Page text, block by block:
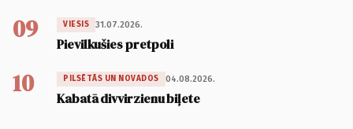
09 VIESIS 31.07.2026.
Pievilkušies pretpoli
10 PILSĒTĀS UN NOVADOS 04.08.2026.
Kabatā divvirzienu biļete